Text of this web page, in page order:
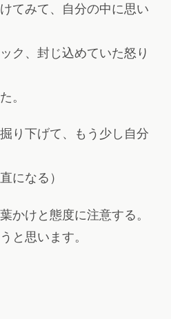
てみて、自分の中に思い
ク、封じ込めていた怒り
。
り下げて、もう少し自分
になる）
かけと態度に注意する。
と思います。